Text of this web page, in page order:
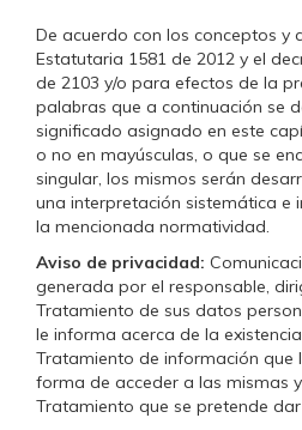
De acuerdo con los conceptos y
Estatutaria 1581 de 2012 y el
de 2103 y/o para efectos de la
palabras que a continuación se
significado asignado en este
o no en mayúsculas, o que se
singular, los mismos serán
una interpretación sistemática e
la mencionada normatividad.
Aviso de privacidad:
generada por el responsable,
Tratamiento de sus datos
le informa acerca de la
Tratamiento de información que
forma de acceder a las mismas
Tratamiento que se pretende